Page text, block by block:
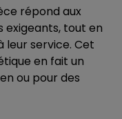
répond aux
tout en
leur service. Cet
en fait un
ou pour des